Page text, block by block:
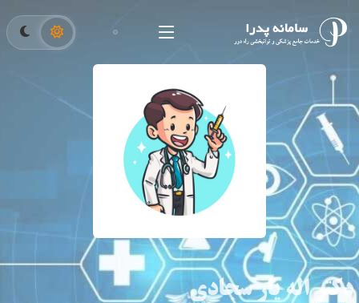
دکتر اله یار سجادی